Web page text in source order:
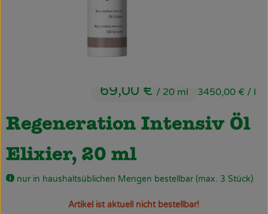
Tiefkühlprodukte
Regeneration Intensiv Öl
Elixier, 20 ml
nur in haushaltsüblichen Mengen bestellbar (max. 3 Stück)
69,00 € / 20 ml 3450,00 € / l
Artikel ist aktuell nicht bestellbar!